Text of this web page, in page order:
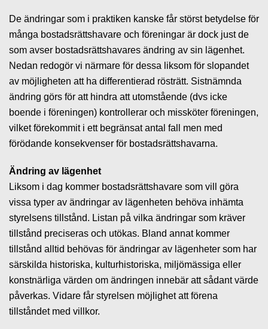
De ändringar som i praktiken kanske får störst betydelse för
många bostadsrättshavare och föreningar är dock just de
som avser bostadsrättshavares ändring av sin lägenhet.
Nedan redogör vi närmare för dessa liksom för slopandet
av möjligheten att ha differentierad rösträtt. Sistnämnda
ändring görs för att hindra att utomstående (dvs icke
boende i föreningen) kontrollerar och missköter föreningen,
vilket förekommit i ett begränsat antal fall men med
förödande konsekvenser för bostadsrättshavarna.
Ändring av lägenhet
Liksom i dag kommer bostadsrättshavare som vill göra
vissa typer av ändringar av lägenheten behöva inhämta
styrelsens tillstånd. Listan på vilka ändringar som kräver
tillstånd preciseras och utökas. Bland annat kommer
tillstånd alltid behövas för ändringar av lägenheter som har
särskilda historiska, kulturhistoriska, miljömässiga eller
konstnärliga värden om ändringen innebär att sådant värde
påverkas. Vidare får styrelsen möjlighet att förena
tillståndet med villkor.